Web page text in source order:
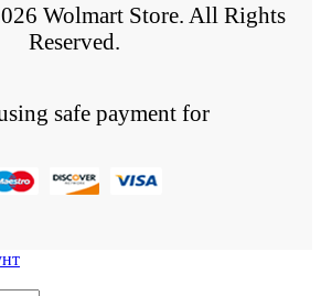
Wolmart Store. All Rights
Reserved.
safe payment for